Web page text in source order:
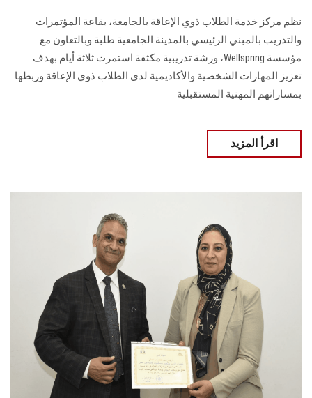
الزائـرون
سجل الان
نظم مركز خدمة الطلاب ذوي الإعاقة بالجامعة، بقاعة المؤتمرات
والتدريب بالمبني الرئيسي بالمدينة الجامعية طلبة وبالتعاون مع
مؤسسة Wellspring، ورشة تدريبية مكثفة استمرت ثلاثة أيام بهدف
تعزيز المهارات الشخصية والأكاديمية لدى الطلاب ذوي الإعاقة وربطها
بمساراتهم المهنية المستقبلية
اقرأ المزيد